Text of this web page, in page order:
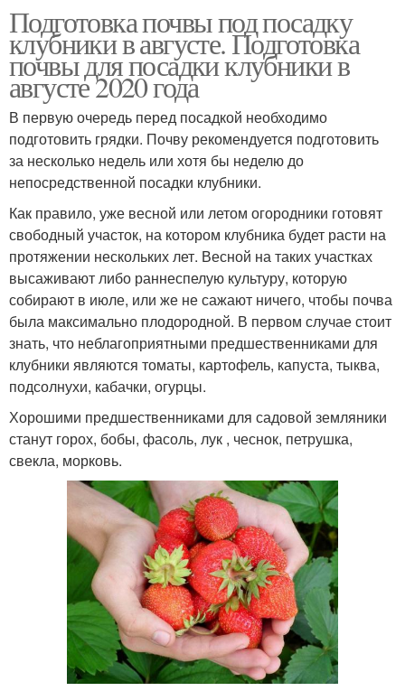
Подготовка почвы под посадку
клубники в августе. Подготовка
почвы для посадки клубники в
августе 2020 года
В первую очередь перед посадкой необходимо
подготовить грядки. Почву рекомендуется подготовить
за несколько недель или хотя бы неделю до
непосредственной посадки клубники.
Как правило, уже весной или летом огородники готовят
свободный участок, на котором клубника будет расти на
протяжении нескольких лет. Весной на таких участках
высаживают либо раннеспелую культуру, которую
собирают в июле, или же не сажают ничего, чтобы почва
была максимально плодородной. В первом случае стоит
знать, что неблагоприятными предшественниками для
клубники являются томаты, картофель, капуста, тыква,
подсолнухи, кабачки, огурцы.
Хорошими предшественниками для садовой земляники
станут горох, бобы, фасоль, лук , чеснок, петрушка,
свекла, морковь.